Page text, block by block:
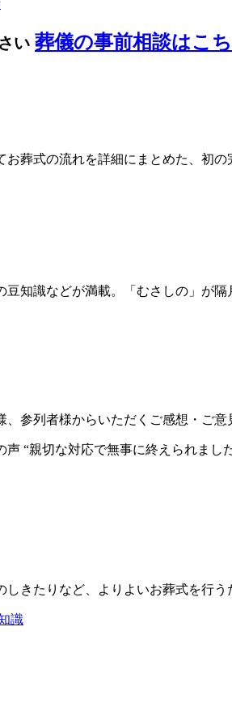
い 葬儀の事前相談はこ
お葬式の流れを詳細にまとめた、初
知識などが満載。「むさしの」が隔
、参列者様からいただくご感想・ご意
声 “親切な対応で無事に終えられまし
しきたりなど、よりよいお葬式を行う
識